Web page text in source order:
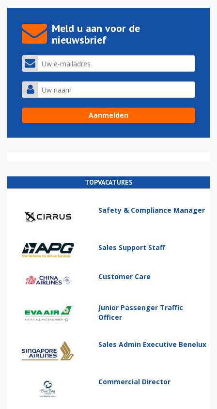
Meld u aan voor de
nieuwsbrief
TOPVACATURES
Safety & Compliance Manager
Sales Support Staff
Customer Care
Junior Passenger Traffic
Officer
Sales Admin Executive Benelux
Commercial Director